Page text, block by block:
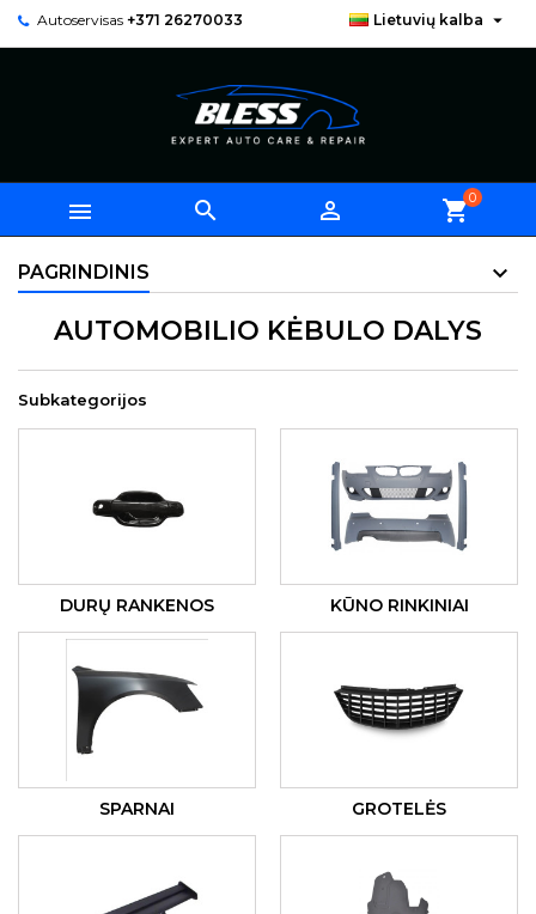
Autoservisas +371 26270033 Lietuvių kalba 
   shopping_cart0
PAGRINDINIS
AUTOMOBILIO KĖBULO DALYS
Subkategorijos
DURŲ RANKENOS KŪNO RINKINIAI
SPARNAI GROTELĖS